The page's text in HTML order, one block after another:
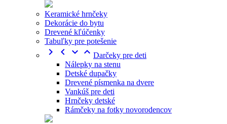
Keramické hrnčeky
Dekorácie do bytu
Drevené kľúčenky
Tabuľky pre potešenie
    Darčeky pre deti
Nálepky na stenu
Detské dupačky
Drevené písmenka na dvere
Vankúš pre deti
Hrnčeky detské
Rámčeky na fotky novorodencov